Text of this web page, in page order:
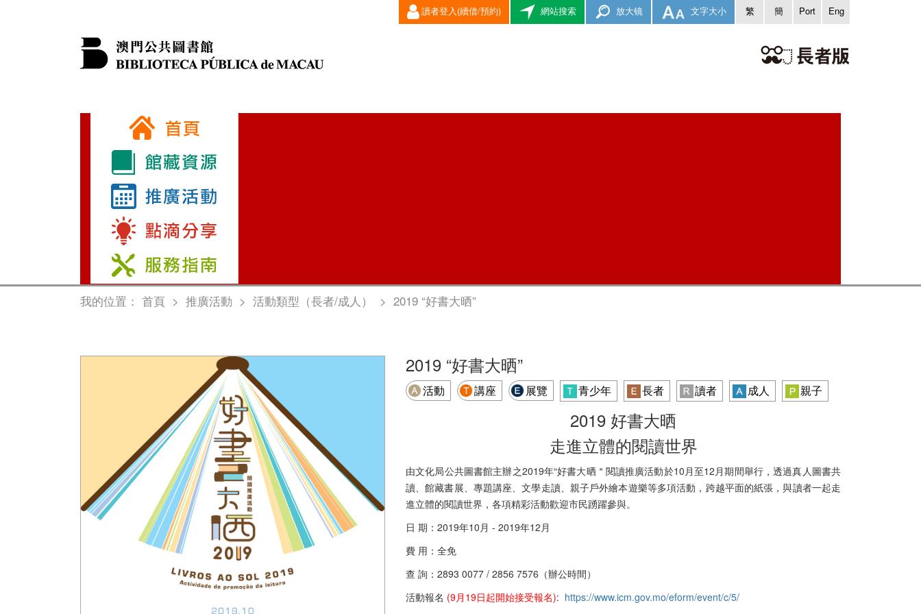
讀者登入(續借/預約) 網站搜索 放大镜 文字大小 繁 簡 Port Eng
我的位置： 首頁 > 推廣活動 > 活動類型（長者/成人） > 2019 “好書大晒”
2019 “好書大晒”
活動 講座 展覽 青少年 長者 讀者 成人 親子
2019 好書大晒
走進立體的閱讀世界
由文化局公共圖書館主辦之2019年“好書大晒＂閱讀推廣活動於10月至12月期間舉行，透過真人圖書共
讀、館藏書展、專題講座、文學走讀、親子戶外繪本遊樂等多項活動，跨越平面的紙張，與讀者一起走
進立體的閱讀世界，各項精彩活動歡迎市民踴躍參與。
日 期：2019年10月 - 2019年12月
費 用：全免
查 詢：2893 0077 / 2856 7576（辦公時間）
活動報名 (9月19日起開始接受報名): https://www.icm.gov.mo/eform/event/c/5/